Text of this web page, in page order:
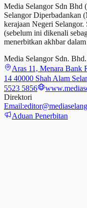
Media Selangor Sdn Bhd
Selangor Diperbadankan
kerajaan Negeri
(sebelum ini dikenali
menerbitkan akhbar
Media Selangor Sdn. Bhd.
Aras 11, Menara Bank
14 40000 Shah Alam
5523 5856
Direktori
Email:
Aduan Penerbitan